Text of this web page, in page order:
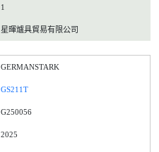
1
星暉爐具貿易有限公司
GERMANSTARK
GS211T
G250056
2025